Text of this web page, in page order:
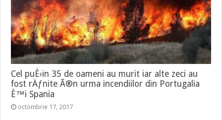
Cel puÈ›in 35 de oameni au murit iar alte zeci au
fost rÄƒnite Ã®n urma incendiilor din Portugalia
È™i Spania
octombrie 17, 2017